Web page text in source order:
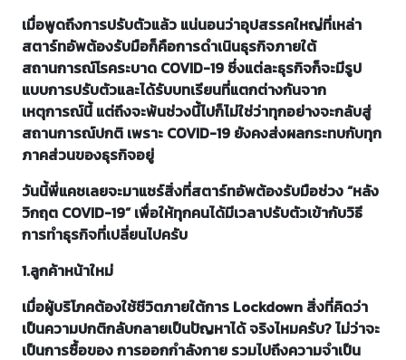
เมื่อพูดถึงการปรับตัวแล้ว แน่นอนว่าอุปสรรคใหญ่ที่เหล่า
สตาร์ทอัพต้องรับมือก็คือการดำเนินธุรกิจภายใต้
สถานการณ์โรคระบาด COVID-19 ซึ่งแต่ละธุรกิจก็จะมีรูป
แบบการปรับตัวและได้รับบทเรียนที่แตกต่างกันจาก
เหตุการณ์นี้ แต่ถึงจะพ้นช่วงนี้ไปก็ไม่ใช่ว่าทุกอย่างจะกลับสู่
สถานการณ์ปกติ เพราะ COVID-19 ยังคงส่งผลกระทบกับทุก
ภาคส่วนของธุรกิจอยู่
วันนี้พี่แคชเลยจะมาแชร์สิ่งที่สตาร์ทอัพต้องรับมือช่วง “หลัง
วิกฤต COVID-19” เพื่อให้ทุกคนได้มีเวลาปรับตัวเข้ากับวิธี
การทำธุรกิจที่เปลี่ยนไปครับ
1.ลูกค้าหน้าใหม่
เมื่อผู้บริโภคต้องใช้ชีวิตภายใต้การ Lockdown สิ่งที่คิดว่า
เป็นความปกติกลับกลายเป็นปัญหาได้ จริงไหมครับ? ไม่ว่าจะ
เป็นการซื้อของ การออกกำลังกาย รวมไปถึงความจำเป็น